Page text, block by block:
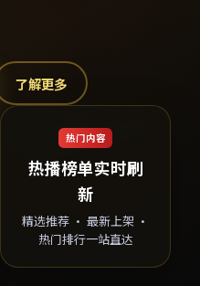
了解更多
热门内容
热播榜单实时刷
新
精选推荐 · 最新上架 ·
热门排行一站直达